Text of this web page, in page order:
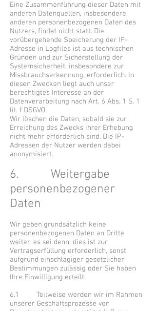
Eine Zusammenführung dieser Daten mit
anderen Datenquellen, insbesondere
anderen personenbezogenen Daten des
Nutzers, findet nicht statt. Die
vorübergehende Speicherung der IP-
Adresse in Logfiles ist aus technischen
Gründen und zur Sicherstellung der
Systemsicherheit, insbesondere zur
Missbrauchserkennung, erforderlich. In
diesen Zwecken liegt auch unser
berechtigtes Interesse an der
Datenverarbeitung nach Art. 6 Abs. 1 S. 1
lit. f DSGVO.
Wir löschen die Daten, sobald sie zur
Erreichung des Zwecks ihrer Erhebung
nicht mehr erforderlich sind. Die IP-
Adressen der Nutzer werden dabei
anonymisiert.
6. Weitergabe
personenbezogener
Daten
Wir geben grundsätzlich keine
personenbezogenen Daten an Dritte
weiter, es sei denn, dies ist zur
Vertragserfüllung erforderlich, sonst
aufgrund einschlägiger gesetzlicher
Bestimmungen zulässig oder Sie haben
Ihre Einwilligung erteilt.
6.1 Teilweise werden wir im Rahmen
unserer Geschäftsprozesse von